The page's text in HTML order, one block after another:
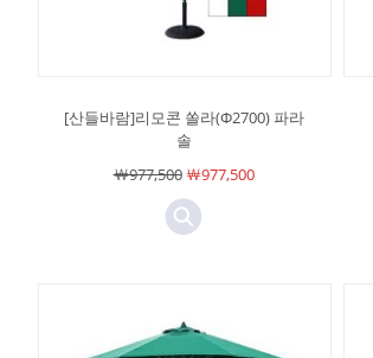
[산들바람]리모콘 쏠라(Φ2700) 파라
솔
￦977,500￦977,500